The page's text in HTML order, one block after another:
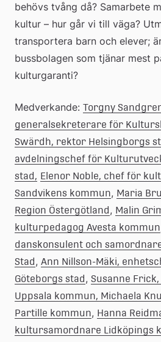
behövs tvång då? Samarbete
kultur – hur går vi till väga?
transportera barn och elever;
bussbolagen som tjänar mest
kulturgaranti?
Medverkande: Torgny
generalsekreterare för
Swärdh, rektor Helsingborgs
avdelningschef för
stad, Elenor Noble, chef för
Sandvikens kommun, Maria
Region Östergötland, Malin
kulturpedagog Avesta kommun
danskonsulent och
Stad, Ann Nillson-Mäki,
Göteborgs stad, Susanne
Uppsala kommun, Michaela
Partille kommun, Hanna
kultursamordnare Lidköpings